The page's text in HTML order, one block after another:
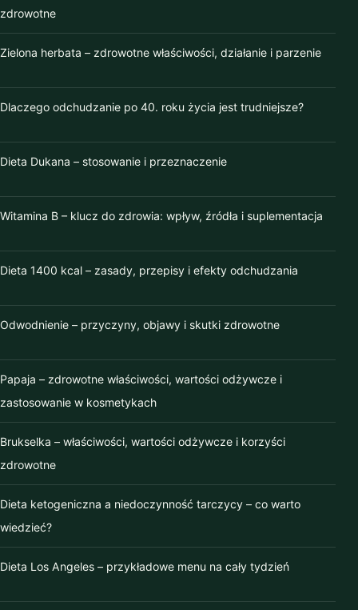
listopad 2020
wrzesień 2020
sierpień 2020
czerwiec 2020
luty 2020
styczeń 2020
grudzień 2019
listopad 2019
wrzesień 2019
zdrowotne
Zielona herbata – zdrowotne właściwości, działanie i parzenie
Dlaczego odchudzanie po 40. roku życia jest trudniejsze?
Dieta Dukana – stosowanie i przeznaczenie
Witamina B – klucz do zdrowia: wpływ, źródła i suplementacja
Dieta 1400 kcal – zasady, przepisy i efekty odchudzania
Odwodnienie – przyczyny, objawy i skutki zdrowotne
Papaja – zdrowotne właściwości, wartości odżywcze i
zastosowanie w kosmetykach
Brukselka – właściwości, wartości odżywcze i korzyści
zdrowotne
Dieta ketogeniczna a niedoczynność tarczycy – co warto
wiedzieć?
Dieta Los Angeles – przykładowe menu na cały tydzień